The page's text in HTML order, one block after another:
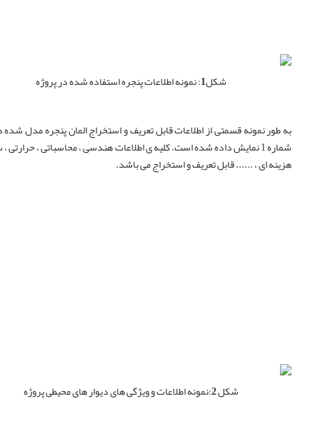
شکل1 : نمونه اطلاعات پنجره استفاده شده در پروژه
به طور نمونه قسمتی از اطلاعات قابل تعریف و استخراج المان پنجره مدل
شماره 1 نمایش داده شده است. کلیه ی اطلاعات هندسی ، محاسباتی ، حرارتی
هزینه ای ، ...... قابل تعریف و استخراج می باشد.
شکل 2: نمونه اطلاعات و ویژگی های دیوار های محیطی پروژه